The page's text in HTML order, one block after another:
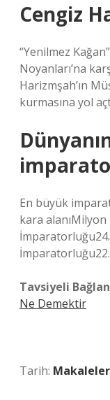
Cengiz
“Yenilmez
Noyanları’na
Harizmşah’ın
kurmasına yol
En büyük
kara
Tavsiyeli
Ne Demektir
Tarih: Makaleler